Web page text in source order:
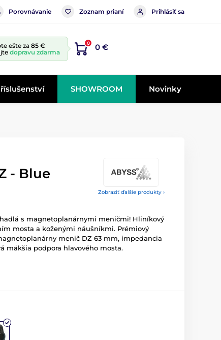
Porovnávanie Zoznam prianí Prihlásiť sa
ešte za 85 €
dopravu zdarma
0 0 €
SHOWROOM Novinky
Zobraziť ďalšie produkty ›
- Blue
s magnetoplanárnymi meničmi! Hliníkový
mosta a koženými náušníkmi. Prémiový
menič DZ 63 mm, impedancia
mäkšia podpora hlavového mosta.